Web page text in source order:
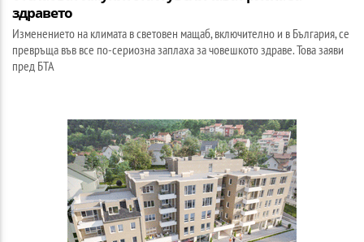
здравето
Изменението на климата в световен мащаб, включително и в България, се
превръща във все по-сериозна заплаха за човешкото здраве. Това заяви
пред БТА